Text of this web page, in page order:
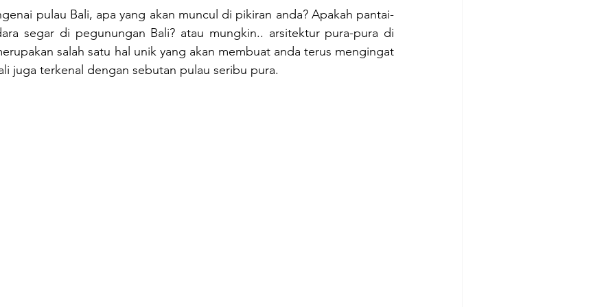
pulau Bali, apa yang akan muncul di pikiran anda? Apakah pantai-
segar di pegunungan Bali? atau mungkin.. arsitektur pura-pura di
salah satu hal unik yang akan membuat anda terus mengingat
juga terkenal dengan sebutan pulau seribu pura.